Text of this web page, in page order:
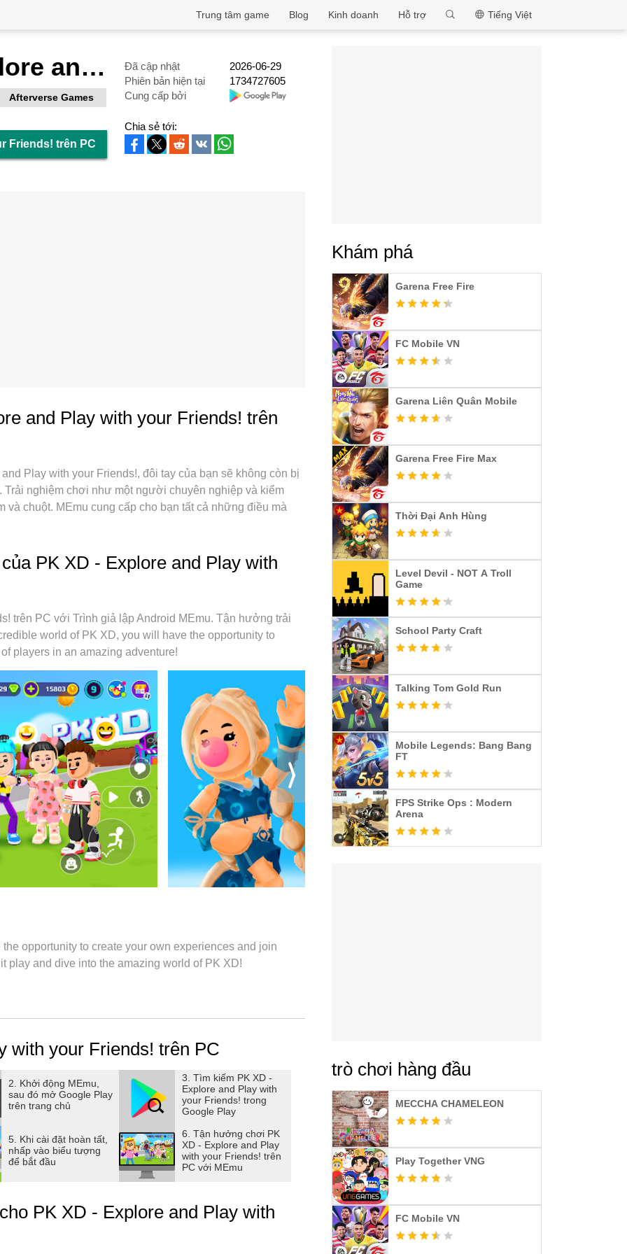
MEmu
Tiếng Việt
Hỗ trợ
Kinh doanh
Blog
Trung tâm game
PK XD - Explore and Play with your Friends!
Afterverse Games
Đã cập nhật
2026-06-29
Phiên bản hiện tại
1734727605
Cung cấp bởi
Friends! trên PC
Chia sẻ tới:
and Play with your Friends! trên
Play with your Friends!, đôi tay của bạn sẽ không còn bị
nghiệm chơi như một người chuyên nghiệp và kiểm
và chuột. MEmu cung cấp cho bạn tất cả những điều mà
and Play with your Friends! trên PC. Miễn là bạn
and Play with your Friends! trên PC. Với sự chuẩn bị
phím tinh tế làm cho PK XD - Explore and Play with your
Quản lý đa năng, đã được chăm chút bởi sự tiếp thu
toàn bộ tiềm năng PC của bạn, giúp mọi thứ hoạt động
tận hưởng hạnh phúc ở mỗi trò chơi cũng là mong muốn
hãy để chúng tôi quan tâm đến tất cả trải nghiệm đó.
PK XD - Explore and Play with
trên PC với Trình giả lập Android MEmu. Tận hưởng trải
world of PK XD, you will have the opportunity to
players in an amazing adventure!
opportunity to create your own experiences and join
play and dive into the amazing world of PK XD!
and invite your friends and family because the fun is
CREATIVITY! Within the game, you will have the
your personality in a unique way! Do you want to be a
avatar? Let your imagination flow and mix and match fun
wings, armor, swords, and explore the PK XD World. Be
such as an influencer avatar, astronaut avatar,
play and let the fun begin!
XD, there are always new games for you to enjoy! And if
PK XD World yet, don't worry, you can create your own
amusement parks, soccer fields, or even a shopping mall.
with your Friends! trên PC
2. Khởi động MEmu,
sau đó mở Google Play
trên trang chủ
3. Tìm kiếm PK XD -
Explore and Play with
your Friends! trong
Google Play
5. Khi cài đặt hoàn tất,
nhấp vào biểu tượng
để bắt đầu
6. Tận hưởng chơi PK
XD - Explore and Play
with your Friends! trên
PC với MEmu
PK XD - Explore and Play with
Khám phá
Garena Free Fire
FC Mobile VN
Garena Liên Quân Mobile
Garena Free Fire Max
Thời Đại Anh Hùng
Level Devil - NOT A Troll
Game
School Party Craft
Talking Tom Gold Run
Mobile Legends: Bang Bang
FT
FPS Strike Ops : Modern
Arena
trò chơi hàng đầu
MECCHA CHAMELEON
Play Together VNG
FC Mobile VN